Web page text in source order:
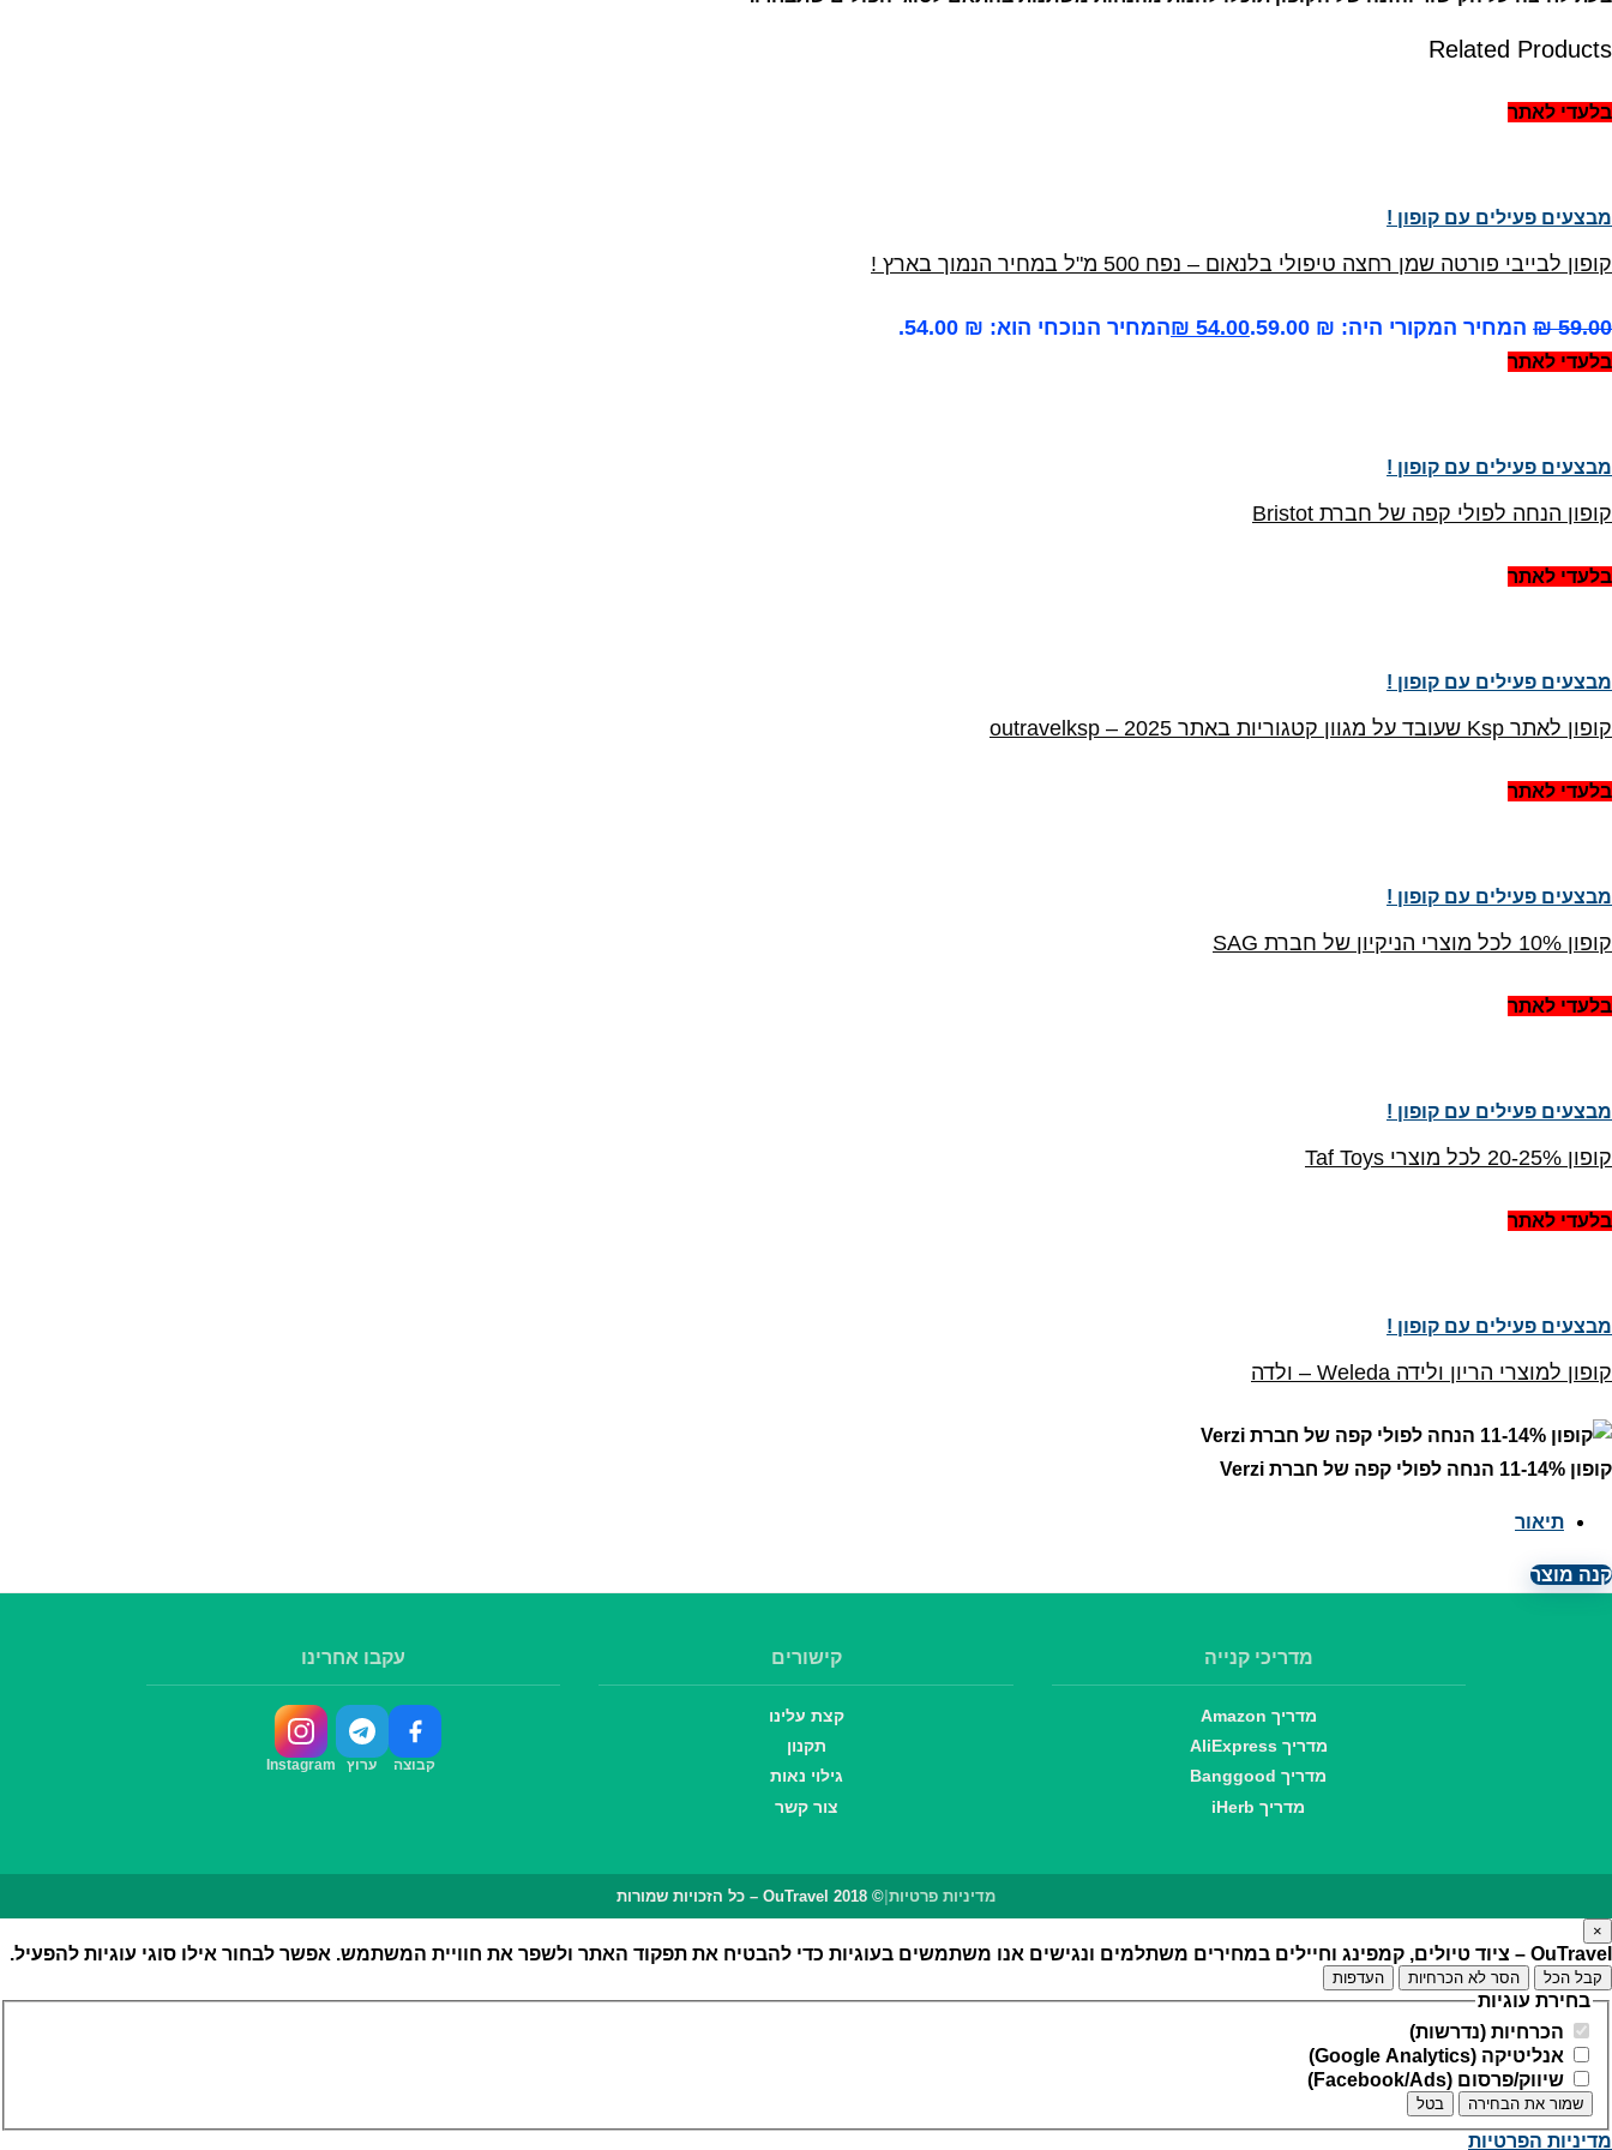
Related Products
בלעדי לאתר
מבצעים פעילים עם קופון !
קופון לבייבי פורטה שמן רחצה טיפולי בלנאום – נפח 500 מ"ל במחיר הנמוך בארץ !
₪59.00 המחיר המקורי היה: ₪ 59.00. ₪ 54.00 המחיר הנוכחי הוא: ₪ 54.00.
בלעדי לאתר
מבצעים פעילים עם קופון !
קופון הנחה לפולי קפה של חברת Bristot
בלעדי לאתר
מבצעים פעילים עם קופון !
קופון לאתר Ksp שעובד על מגוון קטגוריות באתר outravelksp – 2025
בלעדי לאתר
מבצעים פעילים עם קופון !
קופון 10% לכל מוצרי הניקיון של חברת SAG
בלעדי לאתר
מבצעים פעילים עם קופון !
קופון 20-25% לכל מוצרי Taf Toys
בלעדי לאתר
מבצעים פעילים עם קופון !
קופון למוצרי הריון ולידה Weleda – ולדה
קופון 11-14% הנחה לפולי קפה של חברת Verzi
תיאור
קנה מוצר
מדריכי קנייה
מדריך Amazon
מדריך AliExpress
מדריך Banggood
מדריך iHerb
קישורים
קצת עלינו
תקנון
גילוי נאות
צור קשר
עקבו אחרינו
קבוצה ערוץ Instagram
מדיניות פרטיות © OuTravel 2018 – כל הזכויות שמורות
×
OuTravel – ציוד טיולים, קמפינג וחיילים במחירים משתלמים ונגישים אנו משתמשים בעוגיות כדי להבטיח את תפקוד האתר ולשפר את חוויית המשתמש. אפשר לבחור אילו סוגי עוגיות להפעיל.
קבל הכל הסר לא הכרחיות העדפות
בחירת עוגיות
הכרחיות (נדרשות)
אנליטיקה (Google Analytics)
שיווק/פרסום (Facebook/Ads)
שמור את הבחירה בטל
מדיניות הפרטיות